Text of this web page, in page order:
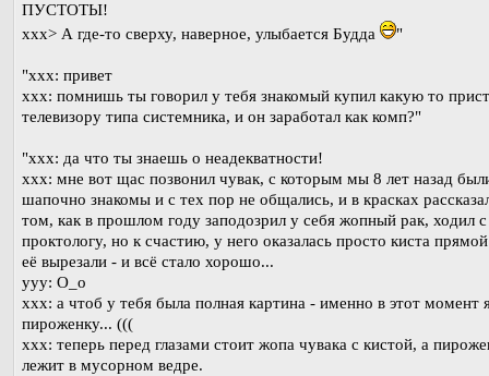
ПУСТОТЫ!
xxx> А где-то сверху, наверное, улыбается Будда
"
"xxx: привет
xxx: помнишь ты говорил у тебя знакомый купил какую то
телевизору типа системника, и он заработал как комп?"
"ххх: да что ты знаешь о неадекватности!
ххх: мне вот щас позвонил чувак, с которым мы 8 лет назад
шапочно знакомы и с тех пор не общались, и в красках
том, как в прошлом году заподозрил у себя жопный рак, ходил
проктологу, но к счастию, у него оказалась просто киста
её вырезали - и всё стало хорошо...
ууу: О_о
ххх: а чтоб у тебя была полная картина - именно в этот момент
пироженку... (((
ххх: теперь перед глазами стоит жопа чувака с кистой, а
лежит в мусорном ведре.